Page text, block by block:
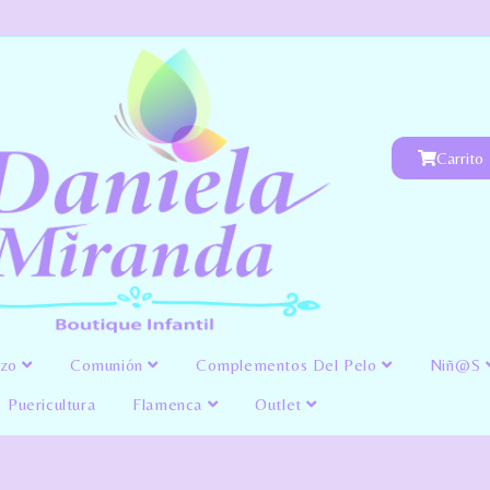
Carrito
Comunión Complementos Del Pelo Niñ@s
Puericultura Flamenca Outlet